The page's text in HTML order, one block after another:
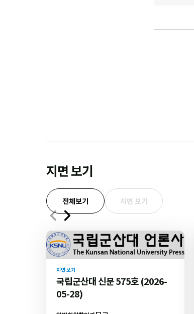
지면 보기
전체보기 지면 보기
지면 보기
국립군산대 신문 575호 (2026-
05-28)